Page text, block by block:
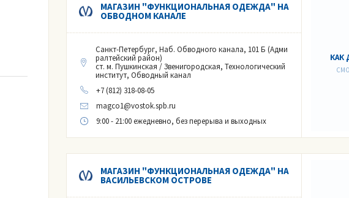
МАГАЗИН "ФУНКЦИОНАЛЬНАЯ ОДЕЖДА" НА
ОБВОДНОМ КАНАЛЕ
Санкт-Петербург, Наб. Обводного канала, 101 Б (Адми
ралтейский район)
ст. м. Пушкинская / Звенигородская, Технологический
институт, Обводный канал
+7 (812) 318-08-05
magco1@vostok.spb.ru
9:00 - 21:00 ежедневно, без перерыва и выходных
КАК
МАГАЗИН "ФУНКЦИОНАЛЬНАЯ ОДЕЖДА" НА
ВАСИЛЬЕВСКОМ ОСТРОВЕ
воздействия ультрафиолетового излучения диапазонов A, B,
загрязнений
типа